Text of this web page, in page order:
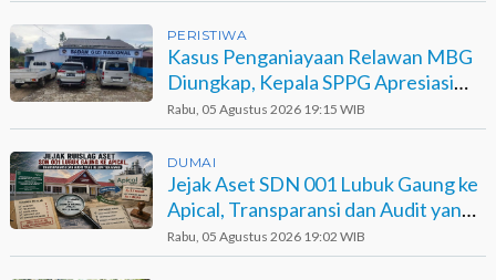
PERISTIWA
Kasus Penganiayaan Relawan MBG
Diungkap, Kepala SPPG Apresiasi
Kinerja Polisi
Rabu, 05 Agustus 2026 19:15 WIB
DUMAI
Jejak Aset SDN 001 Lubuk Gaung ke
Apical, Transparansi dan Audit yang
Belum Terjawab
Rabu, 05 Agustus 2026 19:02 WIB